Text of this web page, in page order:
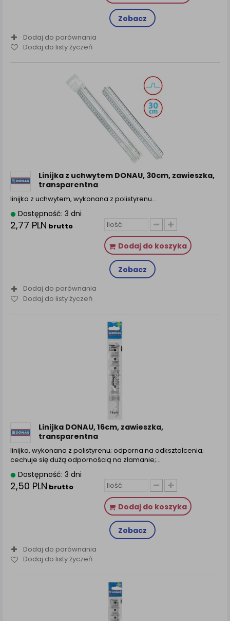
Zobacz
Dodaj do porównania
Dodaj do listy życzeń
Linijka z uchwytem DONAU, 30cm, zawieszka,
transparentna
linijka z uchwytem, wykonana z polistyrenu…
Dostępność: 3 dni
2,77 PLN brutto
Dodaj do koszyka
Zobacz
Dodaj do porównania
Dodaj do listy życzeń
Linijka DONAU, 16cm, zawieszka,
transparentna
linijka, wykonana z polistyrenu; odporna na odkształcenia;
cechuje się dużą odpornością na złamanie;...
Dostępność: 3 dni
2,50 PLN brutto
Dodaj do koszyka
Zobacz
Dodaj do porównania
Dodaj do listy życzeń